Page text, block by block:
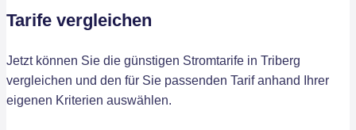
Tarife vergleichen
Jetzt können Sie die günstigen Stromtarife in Triberg
vergleichen und den für Sie passenden Tarif anhand Ihrer
eigenen Kriterien auswählen.